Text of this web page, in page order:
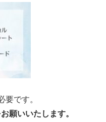
要です。
願いいたします。